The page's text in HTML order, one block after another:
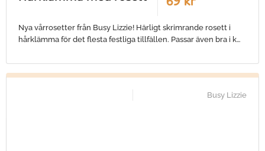
Nya vårrosetter från Busy Lizzie! Härligt skrimrande rosett i
hårklämma för det flesta festliga tillfällen. Passar även bra i k…
Busy Lizzie